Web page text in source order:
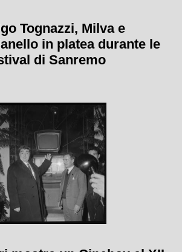
Tognazzi, Milva e
in platea durante le
di Sanremo